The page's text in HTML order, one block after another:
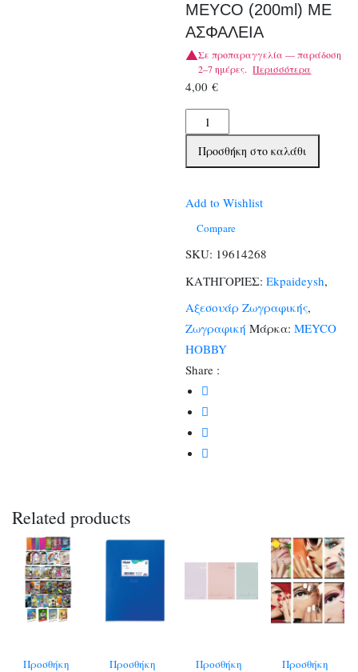
MEYCO (200ml) ΜΕ
ΑΣΦΑΛΕΙΑ
Σε προπαραγγελία — παράδοση
2–7 ημέρες. Περισσότερα
4,00€
ΔΟΧΕΙΟ
ΠΛΑΣΤΙΚΟ
ΖΩΓΡΑΦΙΚΗΣ
(200ml)
ΜΕ
Προσθήκη στο καλάθι
Add to Wishlist
Compare
SKU: 19614268
ΚΑΤΗΓΟΡΙΕΣ: Ekpaideysh,
Αξεσουάρ Ζωγραφικής,
Ζωγραφική Μάρκα:MEYCO
HOBBY
Share :
Related products
Προσθήκη Προσθήκη Προσθήκη Προσθήκη